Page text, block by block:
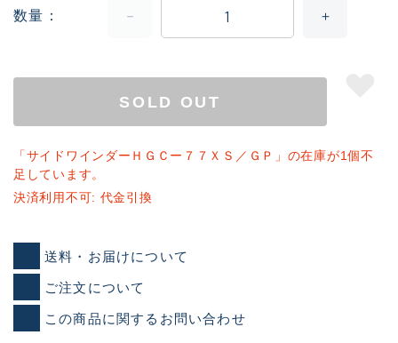
数量
SOLD OUT
「サイドワインダーＨＧＣー７７ＸＳ／ＧＰ」の在庫が1個不
足しています。
決済利用不可: 代金引換
送料・お届けについて
ご注文について
この商品に関するお問い合わせ